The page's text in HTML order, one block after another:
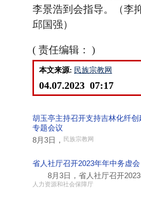
李景浩到会指导。（
邱国强）
( 责任编辑： )
本文来源: 民族宗教网
04.07.2023 07:17
胡玉亭主持召开支持吉林化纤
专题会议
8月3日， 民族宗教网
省人社厅召开2023年年中务虚会
8月3日，省人社厅召开2023
人力资源和社会保障厅